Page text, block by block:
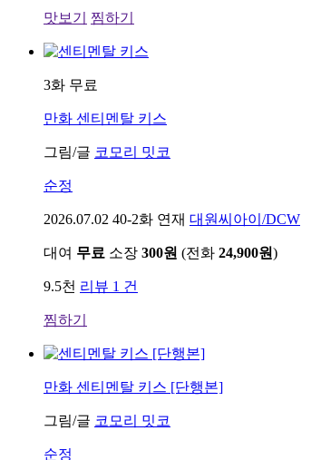
맛보기 찜하기
3화 무료
만화 센티멘탈 키스
그림/글 코모리 밋코
순정
2026.07.02 40-2화 연재 대원씨아이/DCW
대여 무료 소장 300원 (전화 24,900원)
9.5천 리뷰 1 건
찜하기
만화 센티멘탈 키스 [단행본]
그림/글 코모리 밋코
순정